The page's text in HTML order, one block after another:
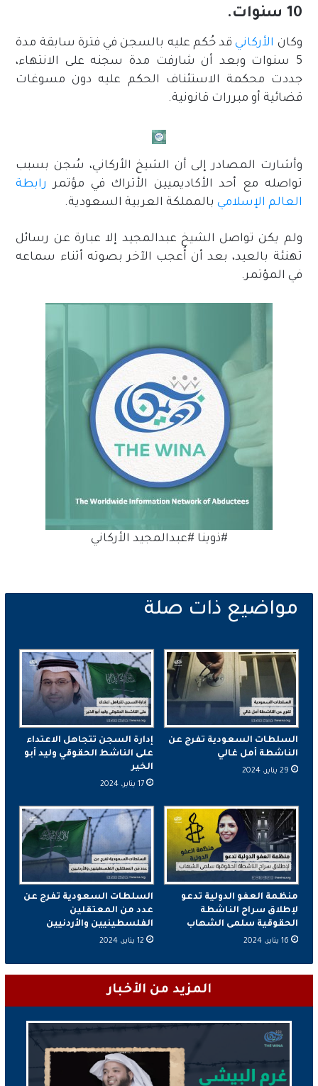
10 سنوات.
وكان الأركانيقد حُكم عليه بالسجن في فترة سابقة مدة
5 سنوات وبعد أن شارفت مدة سجنه على الانتهاء،
جددت محكمة الاستئناف الحكم عليه دون مسوغات
قضائية أو مبررات قانونية.
وأشارت المصادر إلى أن الشيخ الأركاني، سُجن بسبب
تواصله مع أحد الأكاديميين الأتراك في مؤتمر
رابطة
العالم الإسلامي بالمملكة العربية السعودية.
ولم يكن تواصل الشيخ عبدالمجيد إلا عبارة عن رسائل
تهنئة بالعيد، بعد أن أُعجب الآخر بصوته أثناء سماعه
في المؤتمر.
#ذوينا #عبدالمجيد الأركاني
السلطات السعودية تفرج عن
الناشطة أمل غالي
29 يناير، 2024
إدارة السجن تتجاهل الاعتداء
على الناشط الحقوقي وليد أبو
الخير
17 يناير، 2024
منظمة العفو الدولية تدعو
لإطلاق سراح الناشطة
الحقوقية سلمى الشهاب
16 يناير، 2024
السلطات السعودية تفرج عن
عدد من المعتقلين
الفلسطينيين والأردنيين
12 يناير، 2024
المزيد من الأخبار